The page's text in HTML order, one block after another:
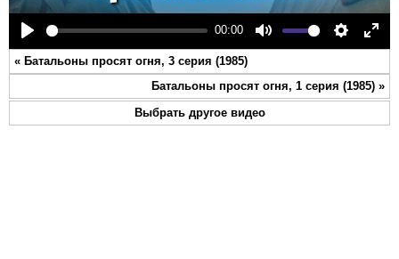
Play
00:00
Mute Settings
« Батальоны просят огня, 3 серия (1985)
Батальоны просят огня, 1 серия (1985) »
Выбрать другое видео